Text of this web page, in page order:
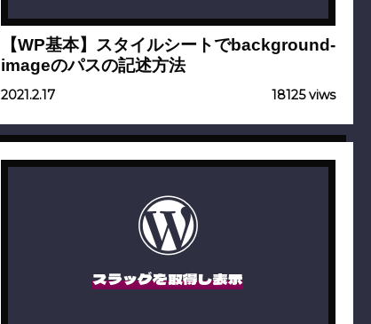
【WP基本】スタイルシートでbackground-
imageのパスの記述方法
2021.2.17 18125 viws
スラッグを取得し表示